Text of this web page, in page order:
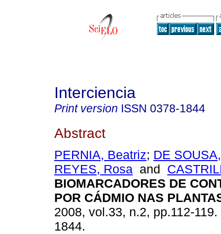
Interciencia
Print version ISSN 0378-1844
Abstract
PERNIA, Beatriz; DE
REYES, Rosa and
BIOMARCADORES DE
POR CÁDMIO NAS
2008, vol.33, n.2, pp.112-
1844.